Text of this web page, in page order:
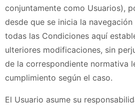
conjuntamente como Usuarios),
desde que se inicia la
todas las Condiciones aquí
ulteriores modificaciones, sin
de la correspondiente normativa
cumplimiento según el caso.
El Usuario asume su